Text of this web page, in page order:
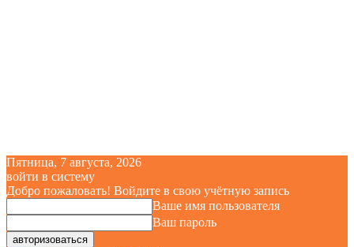
Пятница, 7 августа, 2026
войти в систему
Добро пожаловать! Войдите в свою учётную запись
Ваше имя пользователя
Ваш пароль